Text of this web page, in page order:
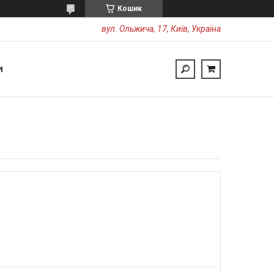
Кошик
вул. Ольжича, 17, Київ, Україна